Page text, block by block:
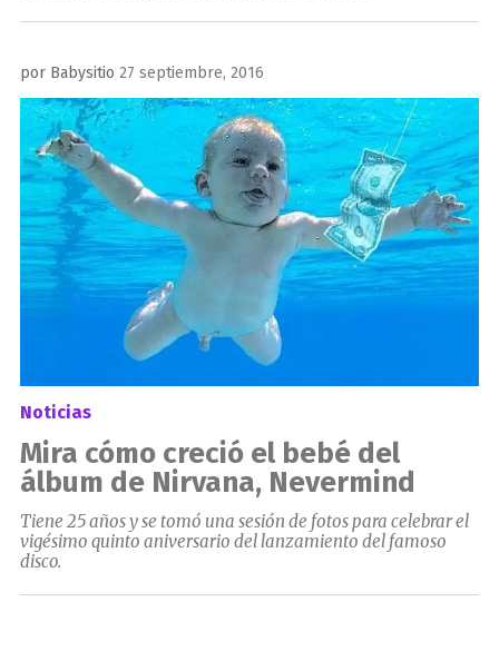
por Babysitio Publicado
el
27 septiembre, 2016
Noticias
Mira cómo creció el bebé del
álbum de Nirvana, Nevermind
Tiene 25 años y se tomó una sesión de fotos para celebrar el
vigésimo quinto aniversario del lanzamiento del famoso
disco.